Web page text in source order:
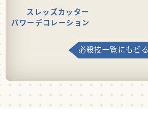
スレッズカッター
パワーデコレーション
必殺技一覧にもどる